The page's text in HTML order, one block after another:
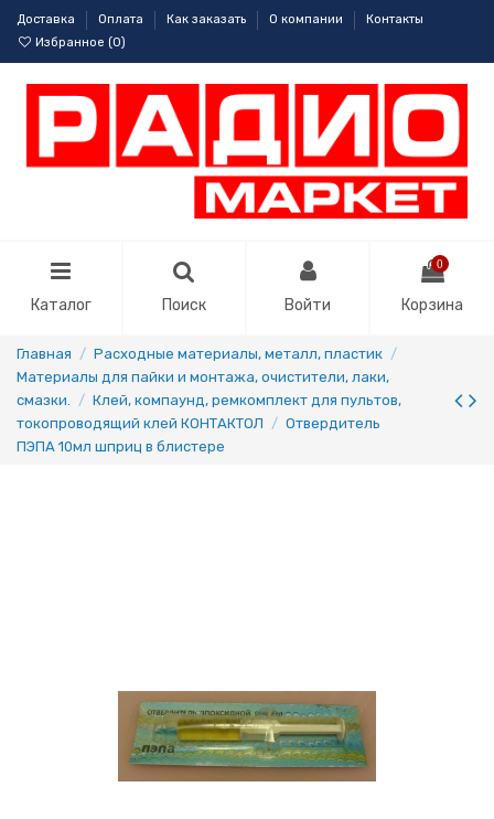
Доставка Оплата Как заказать О компании
Контакты
Избранное (0)
Каталог Поиск Войти
0
Корзина
Главная
Расходные материалы, металл, пластик
Материалы для пайки и монтажа, очистители, лаки,
смазки.
Клей, компаунд, ремкомплект для пультов,
токопроводящий клей КОНТАКТОЛ
Отвердитель
ПЭПА 10мл шприц в блистере